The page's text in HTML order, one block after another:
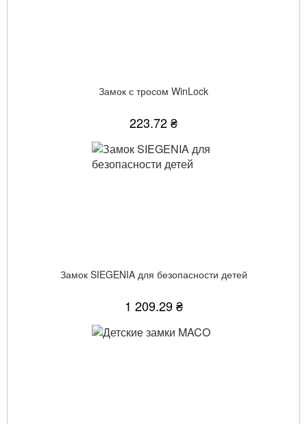
Замок с тросом WinLock
223.72 ₴
Замок SIEGENIA для безопасности детей
1 209.29 ₴